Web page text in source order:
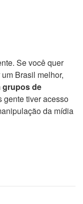
Se você quer
Brasil melhor,
grupos de
gente tiver acesso
da mídia